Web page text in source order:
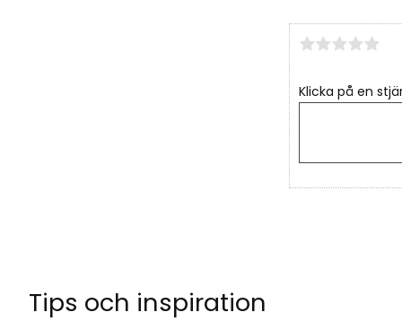
Klicka på en
Tips och inspiration